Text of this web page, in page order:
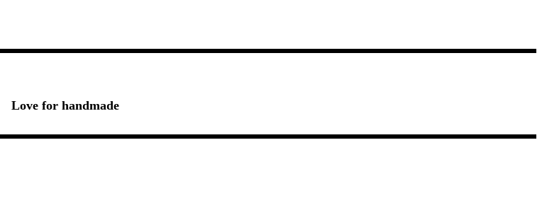
Love for handmade